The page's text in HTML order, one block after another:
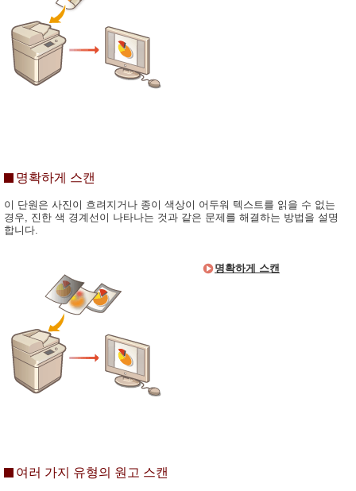
명확하게 스캔
이 단원은 사진이 흐려지거나 종이 색상이 어두워 텍스트를 읽을 수 없는
경우, 진한 색 경계선이 나타나는 것과 같은 문제를 해결하는 방법을 설명
합니다.
명확하게 스캔
여러 가지 유형의 원고 스캔